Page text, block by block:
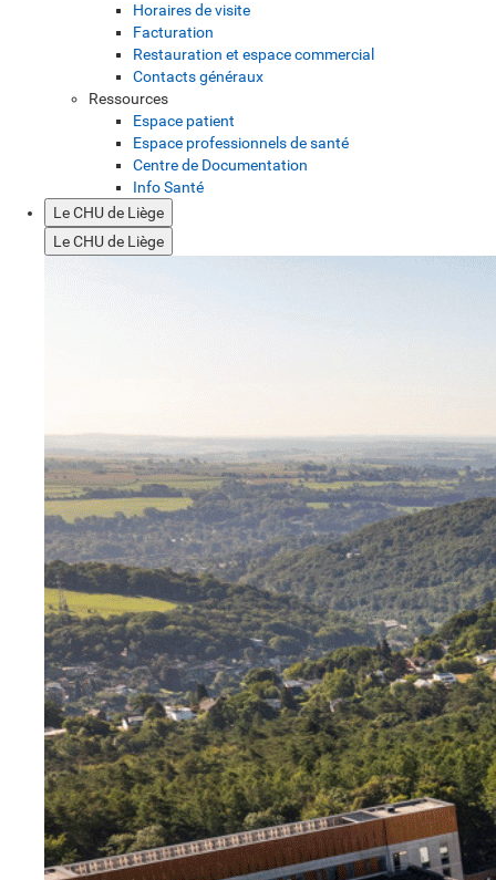
Horaires de visite
Facturation
Restauration et espace commercial
Contacts généraux
Ressources
Espace patient
Espace professionnels de santé
Centre de Documentation
Info Santé
Le CHU de Liège
Le CHU de Liège